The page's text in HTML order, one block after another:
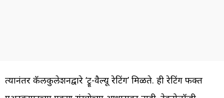
त्यानंतर कॅलकुलेशनद्वारे ‘ट्रू-वैल्यू रेटिंग’ मिळते. ही रेटिंग फक्त